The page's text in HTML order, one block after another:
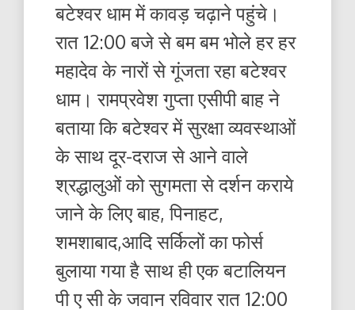
बटेश्वर धाम में कावड़ चढ़ाने पहुंचे।
रात 12:00 बजे से बम बम भोले हर हर
महादेव के नारों से गूंजता रहा बटेश्वर
धाम। रामप्रवेश गुप्ता एसीपी बाह ने
बताया कि बटेश्वर में सुरक्षा व्यवस्थाओं
के साथ दूर-दराज से आने वाले
श्रद्धालुओं को सुगमता से दर्शन कराये
जाने के लिए बाह, पिनाहट,
शमशाबाद,आदि सर्किलों का फोर्स
बुलाया गया है साथ ही एक बटालियन
पी ए सी के जवान रविवार रात 12:00